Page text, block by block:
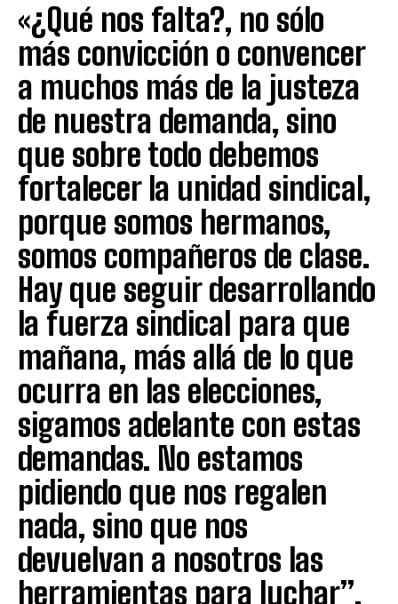
«¿Qué nos falta?, no sólo
más convicción o convencer
a muchos más de la justeza
de nuestra demanda, sino
que sobre todo debemos
fortalecer la unidad sindical,
porque somos hermanos,
somos compañeros de clase.
Hay que seguir desarrollando
la fuerza sindical para que
mañana, más allá de lo que
ocurra en las elecciones,
sigamos adelante con estas
demandas. No estamos
pidiendo que nos regalen
nada, sino que nos
devuelvan a nosotros las
herramientas para luchar”.